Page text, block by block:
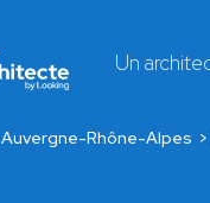
Un
Auvergne-Rhône-Alpes